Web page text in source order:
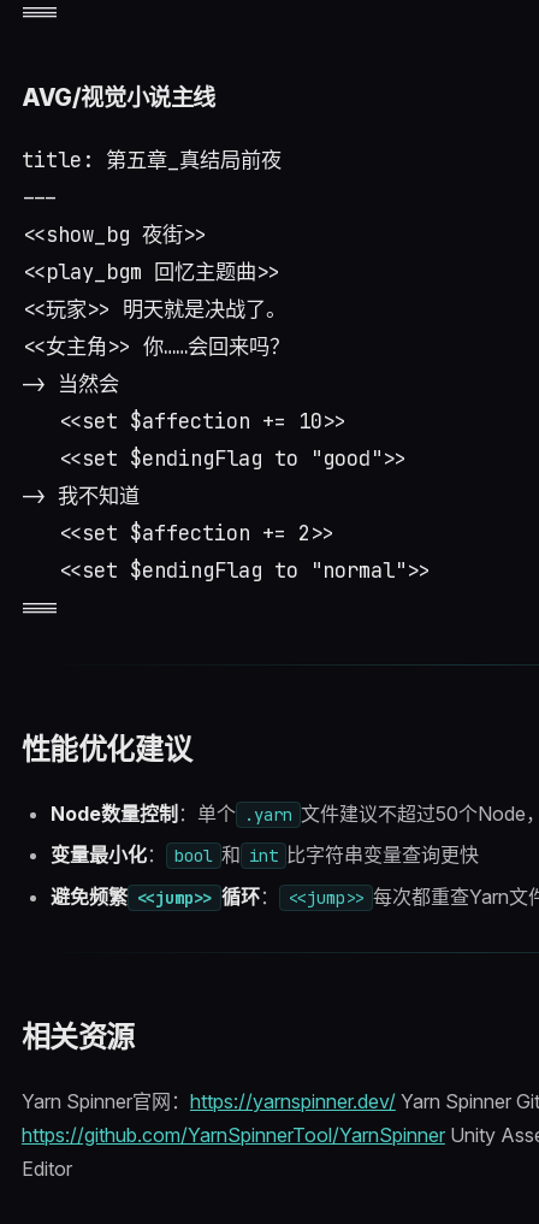
AVG/视觉小说主线
title: 第五章_真结局前夜
---
<<show_bg 夜街>>
<<play_bgm 回忆主题曲>>
<<玩家>> 明天就是决战了。
<<女主角>> 你……会回来吗？
-> 当然会
   <<set $affection += 10>>
   <<set $endingFlag to "good">>
-> 我不知道
   <<set $affection += 2>>
   <<set $endingFlag to "normal">>
性能优化建议
Node数量控制 ：单个 .yarn 文件建议不超过50个Node
变量最小化： bool 和 int 比字符串变量查询更快
避免频繁 <<jump>> 循环： <<jump>> 每次都重查Yarn文
相关资源
Yarn Spinner官网： https://yarnspinner.dev/Yarn Spinner
https://github.com/YarnSpinnerTool/YarnSpinnerUnity
Editor